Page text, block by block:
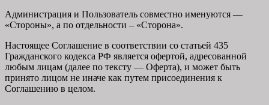
Администрация и Пользователь совместно именуются —
«Стороны», а по отдельности – «Сторона».
Настоящее Соглашение в соответствии со статьей 435
Гражданского кодекса РФ является офертой, адресованной
любым лицам (далее по тексту — Оферта), и может быть
принято лицом не иначе как путем присоединения к
Соглашению в целом.